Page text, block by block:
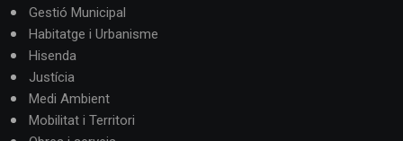
Gestió Municipal
Habitatge i Urbanisme
Hisenda
Justícia
Medi Ambient
Mobilitat i Territori